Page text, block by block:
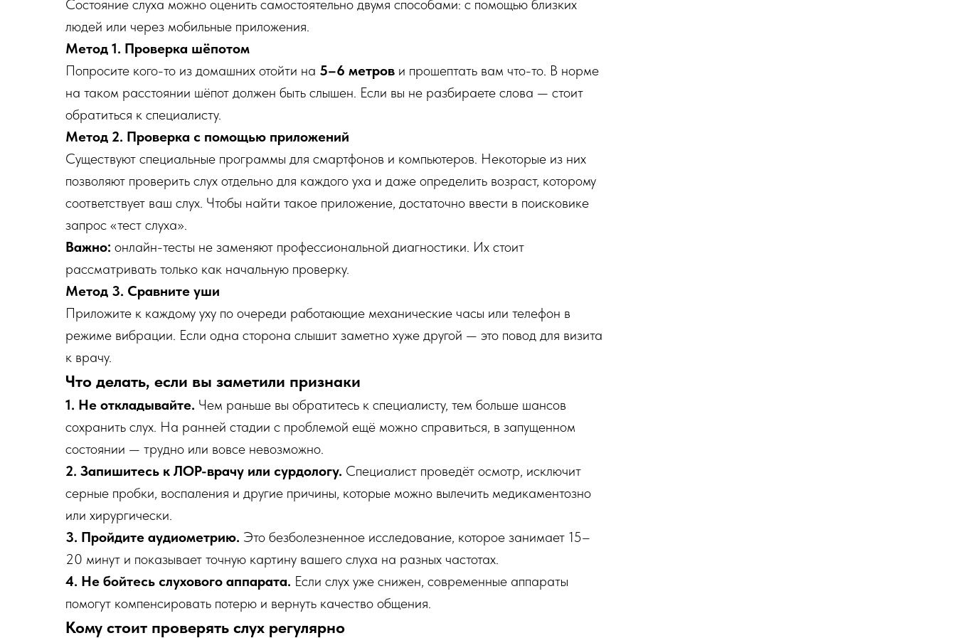
Состояние слуха можно оценить самостоятельно двумя способами: с помощью близких
людей или через мобильные приложения.
Метод 1. Проверка шёпотом
Попросите кого-то из домашних отойти на 5–6 метров и прошептать вам что-то. В норме
на таком расстоянии шёпот должен быть слышен. Если вы не разбираете слова — стоит
обратиться к специалисту.
Метод 2. Проверка с помощью приложений
Существуют специальные программы для смартфонов и компьютеров. Некоторые из них
позволяют проверить слух отдельно для каждого уха и даже определить возраст, которому
соответствует ваш слух. Чтобы найти такое приложение, достаточно ввести в поисковике
запрос «тест слуха».
Важно: онлайн-тесты не заменяют профессиональной диагностики. Их стоит
рассматривать только как начальную проверку.
Метод 3. Сравните уши
Приложите к каждому уху по очереди работающие механические часы или телефон в
режиме вибрации. Если одна сторона слышит заметно хуже другой — это повод для визита
к врачу.
Что делать, если вы заметили признаки
1. Не откладывайте. Чем раньше вы обратитесь к специалисту, тем больше шансов
сохранить слух. На ранней стадии с проблемой ещё можно справиться, в запущенном
состоянии — трудно или вовсе невозможно.
2. Запишитесь к ЛОР-врачу или сурдологу. Специалист проведёт осмотр, исключит
серные пробки, воспаления и другие причины, которые можно вылечить медикаментозно
или хирургически.
3. Пройдите аудиометрию. Это безболезненное исследование, которое занимает 15–
20 минут и показывает точную картину вашего слуха на разных частотах.
4. Не бойтесь слухового аппарата. Если слух уже снижен, современные аппараты
помогут компенсировать потерю и вернуть качество общения.
Кому стоит проверять слух регулярно